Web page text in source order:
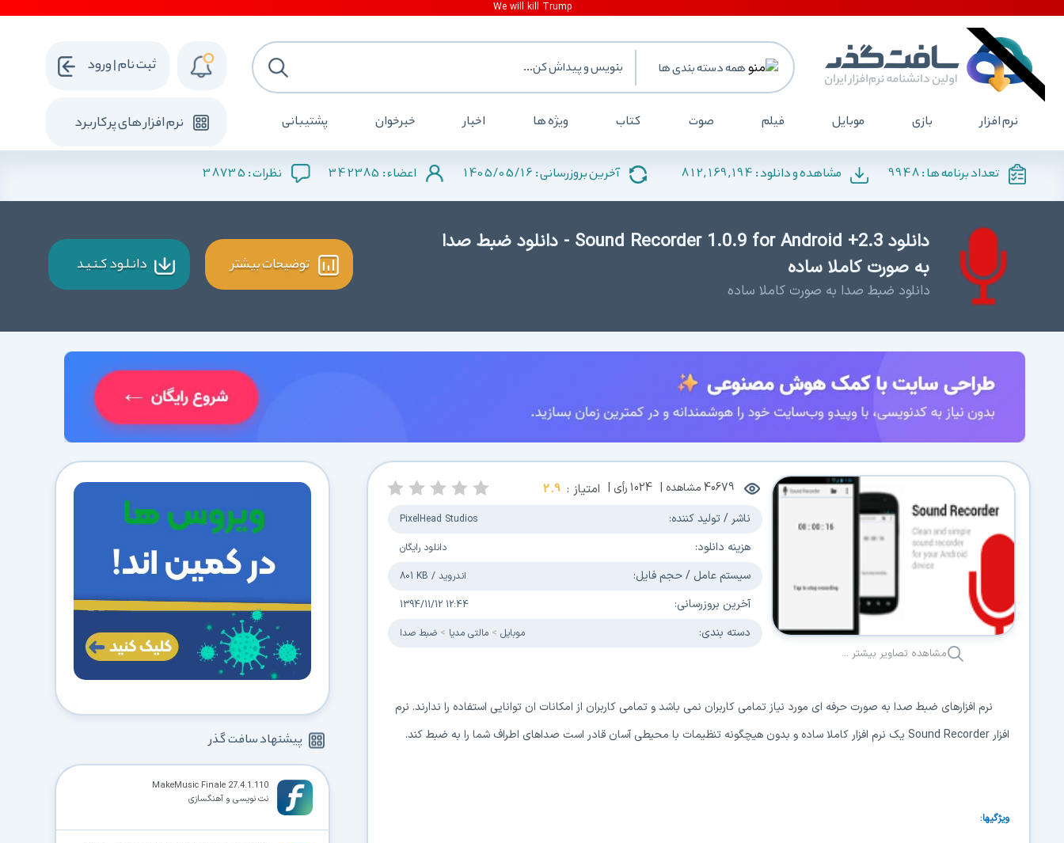
همه دسته بندی ها
نرم افزار بازی موبایل فیلم صوت کتاب ویژه ها اخبار خبرخوان پشتیبانی نرم افزار های پرکاربرد
ثبت نام | ورود
تعداد برنامه ها :9948 مشاهده و دانلود : 812,169,194 آخرین بروزرسانی : 1405/05/16 اعضاء : 342385 نظرات : 38735
دانلود Sound Recorder 1.0.9 for Android +2.3 - دانلود ضبط صدا
به صورت کاملا ساده
دانلود ضبط صدا به صورت کاملا ساده
توضیحات بیشتر دانـلـود کـنـیـد
مشاهده تصاویر بیشتر ...
40679مشاهده | 1024رأی | امتیاز : 2.9
ناشر / تولید کننده: PixelHead Studios
هزینه دانلود: دانلود رایگان
سیستم عامل / حجم فایل: 801 KB / اندروید
آخرین بروزرسانی: 1394/11/12 12:44
دسته بندی: موبایل مالتی مدیا ضبط صدا
نرم افزارهای ضبط صدا به صورت حرفه ای مورد نیاز تمامی کاربران نمی باشد و تمامی کاربران از امکانات ان توانایی استفاده را ندارند. نرم
افزار Sound Recorder یک نرم افزار کاملا ساده و بدون هیچگونه تنظیمات با محیطی آسان قادر است صداهای اطراف شما را به ضبط کند.
ویژگیها:
پیشنهاد سافت گذر
MakeMusic Finale 27.4.1.110
نت‌ نویسی و آهنگسازی